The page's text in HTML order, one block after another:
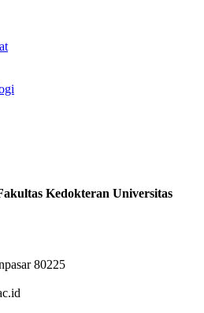
Kedokteran Universitas
80225